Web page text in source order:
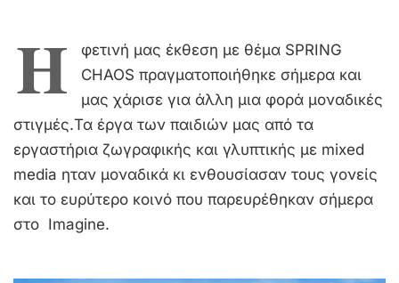
Η
φετινή μας έκθεση με θέμα SPRING
CHAOS πραγματοποιήθηκε σήμερα και
μας χάρισε για άλλη μια φορά μοναδικές
στιγμές.Τα έργα των παιδιών μας από τα
εργαστήρια ζωγραφικής και γλυπτικής με mixed
media ηταν μοναδικά κι ενθουσίασαν τους γονείς
και το ευρύτερο κοινό που παρευρέθηκαν σήμερα
στο Imagine.